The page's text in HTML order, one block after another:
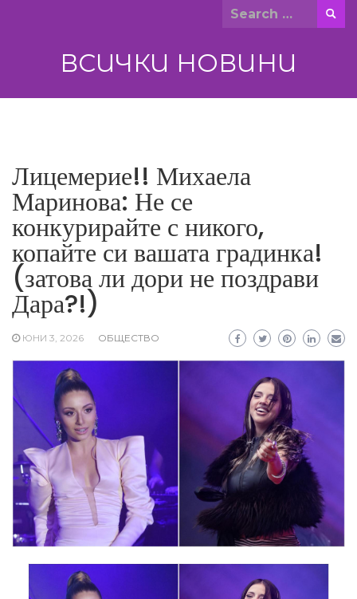
Search
ВСИЧКИ НОВИНИ
Лицемерие!! Михаела
Маринова: Не се
конкурирайте с никого,
копайте си вашата градинка!
(затова ли дори не поздрави
Дара?!)
ЮНИ 3, 2026 ОБЩЕСТВО